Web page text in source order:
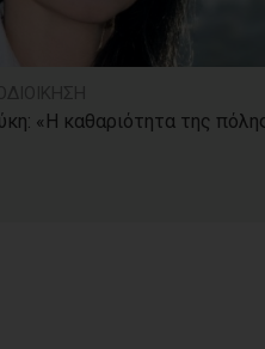
«Η καθαριότητα της